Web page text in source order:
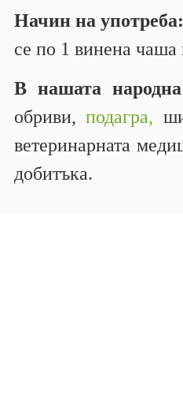
Начин на употреба:
се по 1 винена чаша
В нашата
обриви,подагра,
ветеринарната
добитъка.